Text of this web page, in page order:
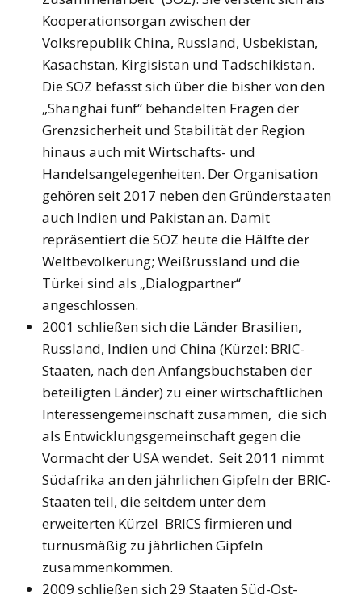
Kooperationsorgan zwischen der
Volksrepublik China, Russland, Usbekistan,
Kasachstan, Kirgisistan und Tadschikistan.
Die SOZ befasst sich über die bisher von den
„Shanghai fünf“ behandelten Fragen der
Grenzsicherheit und Stabilität der Region
hinaus auch mit Wirtschafts- und
Handelsangelegenheiten. Der Organisation
gehören seit 2017 neben den Gründerstaaten
auch Indien und Pakistan an. Damit
repräsentiert die SOZ heute die Hälfte der
Weltbevölkerung; Weißrussland und die
Türkei sind als „Dialogpartner“
angeschlossen.
2001 schließen sich die Länder Brasilien,
Russland, Indien und China (Kürzel: BRIC-
Staaten, nach den Anfangsbuchstaben der
beteiligten Länder) zu einer wirtschaftlichen
Interessengemeinschaft zusammen, die sich
als Entwicklungsgemeinschaft gegen die
Vormacht der USA wendet. Seit 2011 nimmt
Südafrika an den jährlichen Gipfeln der BRIC-
Staaten teil, die seitdem unter dem
erweiterten Kürzel BRICS firmieren und
turnusmäßig zu jährlichen Gipfeln
zusammenkommen.
2009 schließen sich 29 Staaten Süd-Ost-